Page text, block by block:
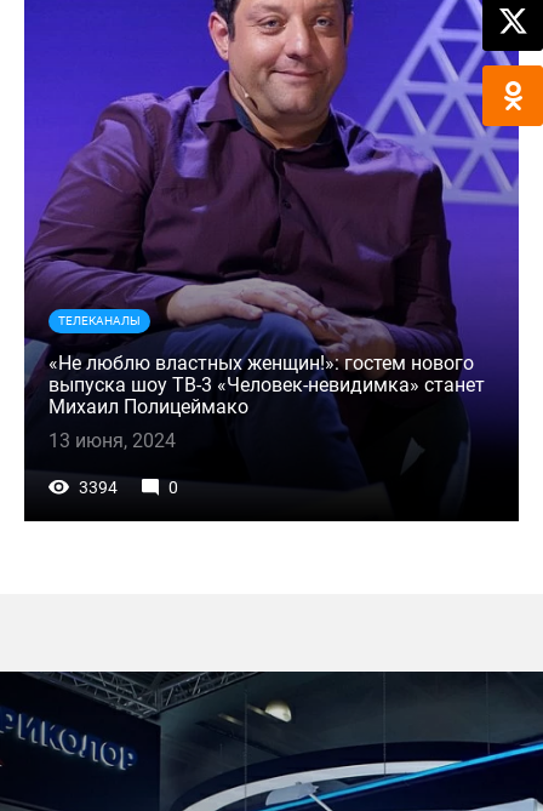
ТЕЛЕКАНАЛЫ
«Не люблю властных женщин!»: гостем нового
выпуска шоу ТВ-3 «Человек-невидимка» станет
Михаил Полицеймако
13 июня, 2024
3394 0